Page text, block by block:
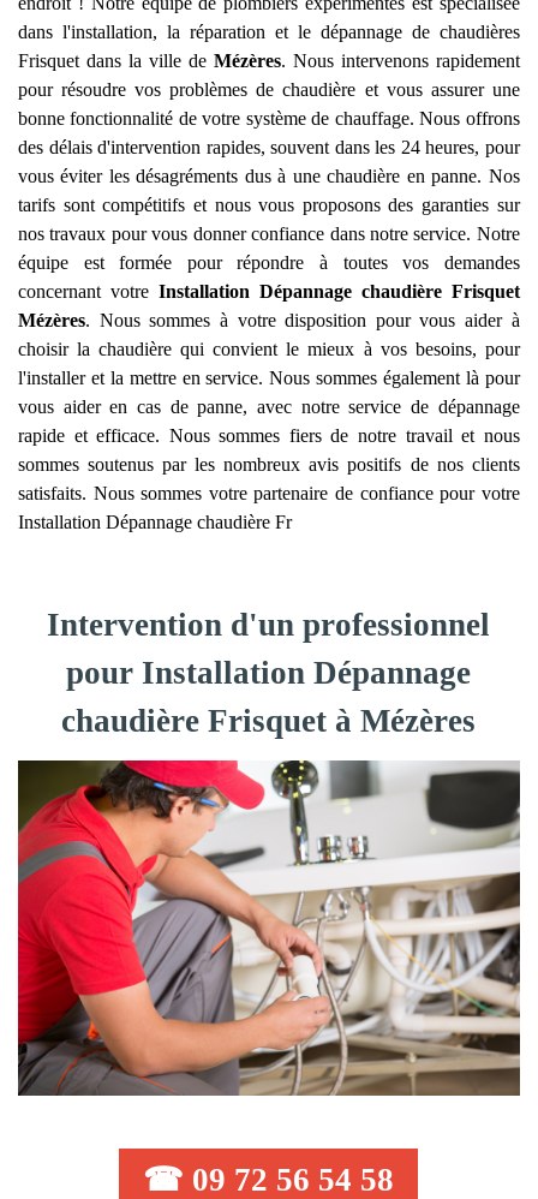
dans l'installation, la réparation et le dépannage de chaudières
Frisquet dans la ville de Mézères. Nous intervenons rapidement
pour résoudre vos problèmes de chaudière et vous assurer une
bonne fonctionnalité de votre système de chauffage. Nous offrons
des délais d'intervention rapides, souvent dans les 24 heures, pour
vous éviter les désagréments dus à une chaudière en panne. Nos
tarifs sont compétitifs et nous vous proposons des garanties sur
nos travaux pour vous donner confiance dans notre service. Notre
équipe est formée pour répondre à toutes vos demandes
concernant votre Installation Dépannage chaudière Frisquet
Mézères. Nous sommes à votre disposition pour vous aider à
choisir la chaudière qui convient le mieux à vos besoins, pour
l'installer et la mettre en service. Nous sommes également là pour
vous aider en cas de panne, avec notre service de dépannage
rapide et efficace. Nous sommes fiers de notre travail et nous
sommes soutenus par les nombreux avis positifs de nos clients
satisfaits. Nous sommes votre partenaire de confiance pour votre
Installation Dépannage chaudière Fr
Intervention d'un professionnel
pour Installation Dépannage
chaudière Frisquet à Mézères
☎ 09 72 56 54 58